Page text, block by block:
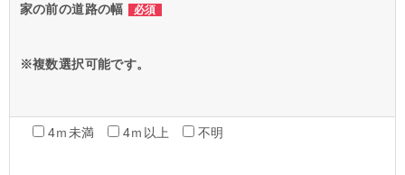
家の前の道路の幅 必須
※複数選択可能です。
4ｍ未満 4ｍ以上 不明